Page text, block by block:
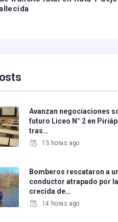
Avanzan negociaciones
futuro Liceo N° 2 en
tras…
13 horas ago
Bomberos rescataron a
conductor atrapado por la
crecida de…
14 horas ago